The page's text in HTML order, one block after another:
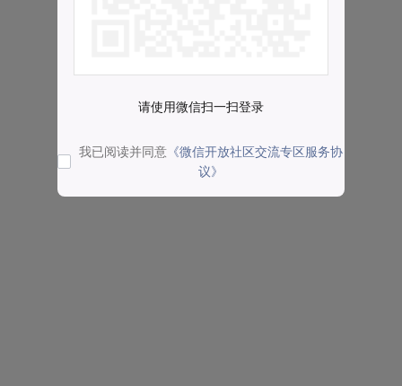
请使用微信扫一扫登录
我已阅读并同意 《微信开放社区交流专区服务协
议》